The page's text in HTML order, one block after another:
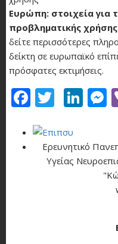
Ευρώπη: στοιχεία για
προβληματικής
δείτε περισσότερες
δείκτη σε ευρωπαϊκό
πρόσφατες εκτιμήσεις.
Facebook
Twitter
Ερευνητικό
Υγείας